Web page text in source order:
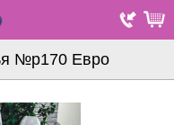
№р170 Евро